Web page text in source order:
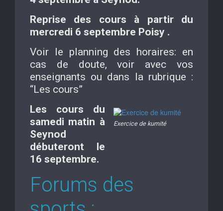
Reprise des cours à partir du
mercredi 6 septembre Poisy .
Voir le planning des horaires: en
cas de doute, voir avec vos
enseignants ou dans la rubrique :
“Les cours”
Exercice de kumité
Les cours du
samedi matin à
Seynod
débuteront le
16 septembre.
Forums des